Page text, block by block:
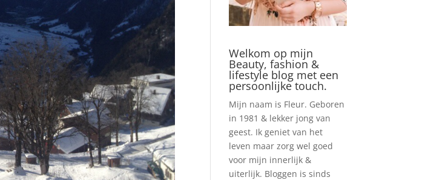
Welkom op mijn
Beauty, fashion &
lifestyle blog met een
persoonlijke touch.
Mijn naam is Fleur. Geboren
in 1981 & lekker jong van
geest. Ik geniet van het
leven maar zorg wel goed
voor mijn innerlijk &
uiterlijk. Bloggen is sinds